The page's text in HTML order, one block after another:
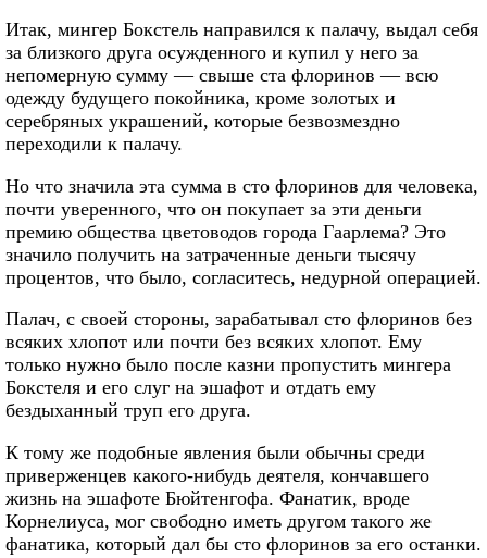
Итак, мингер Бокстель направился к палачу, выдал себя
за близкого друга осужденного и купил у него за
непомерную сумму — свыше ста флоринов — всю
одежду будущего покойника, кроме золотых и
серебряных украшений, которые безвозмездно
переходили к палачу.
Но что значила эта сумма в сто флоринов для человека,
почти уверенного, что он покупает за эти деньги
премию общества цветоводов города Гаарлема? Это
значило получить на затраченные деньги тысячу
процентов, что было, согласитесь, недурной операцией.
Палач, с своей стороны, зарабатывал сто флоринов без
всяких хлопот или почти без всяких хлопот. Ему
только нужно было после казни пропустить мингера
Бокстеля и его слуг на эшафот и отдать ему
бездыханный труп его друга.
К тому же подобные явления были обычны среди
приверженцев какого-нибудь деятеля, кончавшего
жизнь на эшафоте Бюйтенгофа. Фанатик, вроде
Корнелиуса, мог свободно иметь другом такого же
фанатика, который дал бы сто флоринов за его останки.